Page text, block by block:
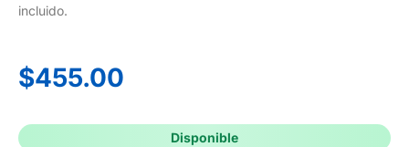
incluido.
$455.00
Disponible